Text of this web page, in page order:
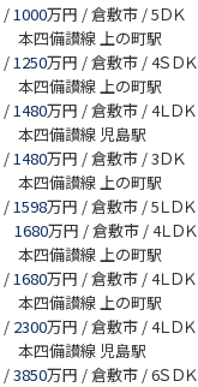
/1000万円 / 倉敷市 / 5ＤＫ
本四備讃線 上の町駅
/1250万円 / 倉敷市 / 4ＳＤＫ
本四備讃線 上の町駅
/1480万円 / 倉敷市 / 4ＬＤＫ
本四備讃線 児島駅
/1480万円 / 倉敷市 / 3ＤＫ
本四備讃線 上の町駅
/1598万円 / 倉敷市 / 5ＬＤＫ
1680万円 / 倉敷市 / 4ＬＤＫ
本四備讃線 上の町駅
/1680万円 / 倉敷市 / 4ＬＤＫ
本四備讃線 上の町駅
/ 2300万円 / 倉敷市 / 4ＬＤＫ
本四備讃線 児島駅
/3850万円 / 倉敷市 / 6ＳＤＫ